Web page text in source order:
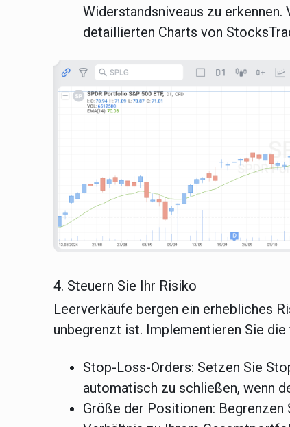
Widerstandsniveaus zu
detaillierten Charts von
4. Steuern Sie Ihr Risiko
Leerverkäufe bergen ein erhebliches
unbegrenzt ist. Implementieren Sie
Stop-Loss-Orders: Setzen Sie
automatisch zu schließen, wenn
Größe der Positionen: